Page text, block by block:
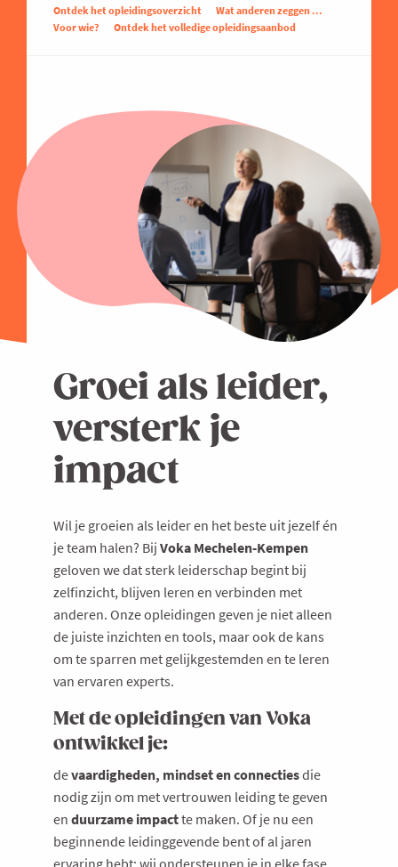
Ontdek het opleidingsoverzicht
Wat anderen zeggen ...
Voor wie?
Ontdek het volledige opleidingsaanbod
Groei als leider,
versterk je
impact
Wil je groeien als leider en het beste uit jezelf én
je team halen? Bij Voka Mechelen-Kempen
geloven we dat sterk leiderschap begint bij
zelfinzicht, blijven leren en verbinden met
anderen. Onze opleidingen geven je niet alleen
de juiste inzichten en tools, maar ook de kans
om te sparren met gelijkgestemden en te leren
van ervaren experts.
Met de opleidingen van Voka
ontwikkel je:
devaardigheden, mindset en connectiesdie
nodig zijn om met vertrouwen leiding te geven
en duurzame impactte maken. Of je nu een
beginnende leidinggevende bent of al jaren